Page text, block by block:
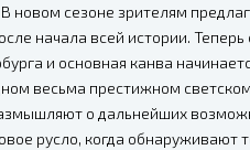
сезоне зрителям
начала всей истории.
и основная канва
весьма престижном
о дальнейших
русло, когда обнаруживают